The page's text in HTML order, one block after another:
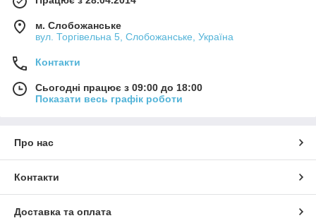
м. Слобожанське
вул. Торгівельна 5, Слобожанське, Україна
Контакти
Сьогодні працює з 09:00 до 18:00
Показати весь графік роботи
Про нас
Контакти
Доставка та оплата